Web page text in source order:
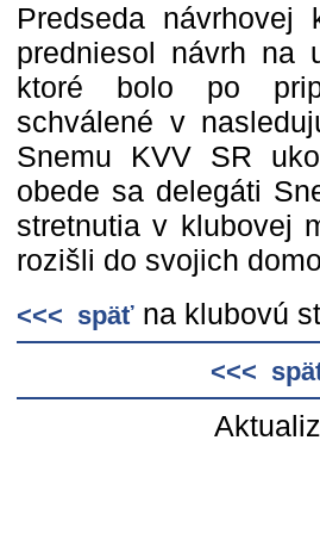
Predseda návrhovej
predniesol návrh na
ktoré bolo po
schválené v
Snemu KVV SR
obede sa delegáti
stretnutia v klubovej
rozišli do svojich
<<< späť na klubovú
<<<